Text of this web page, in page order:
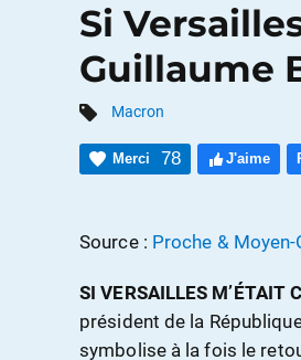
Si
Guillaume
Macron
Merci 78 J'aime
Source : Proche & Moyen-
SI VERSAILLES M’ÉTAIT
président de la
symbolise à la fois le